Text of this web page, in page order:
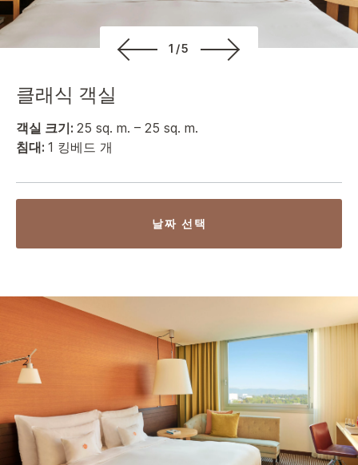
1/5
클래식 객실
객실 크기: 25 sq. m. – 25 sq. m.
침대: 1 킹베드 개
날짜 선택